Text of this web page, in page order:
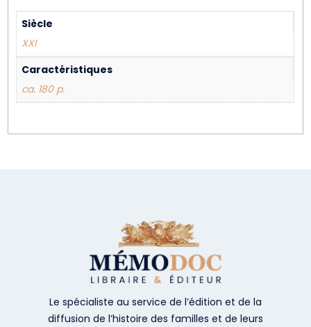
Siècle
XXI
Caractéristiques
ca. 180 p.
Le spécialiste au service de l’édition et de la
diffusion de l’histoire des familles et de leurs